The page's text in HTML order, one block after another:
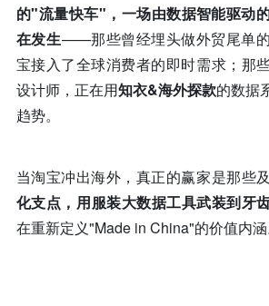
的"流量快车"，一场由数据智能驱动
在发生——那些曾经埋头做外贸尾单
宝接入了全球消费者的即时需求；那
设计师，正在用知衣&海外探款的数据
趋势。
当淘宝冲出海外，真正的赢家是那些
化支点，用服装大数据工具武装到牙
在重新定义"Made in China"的价值内涵